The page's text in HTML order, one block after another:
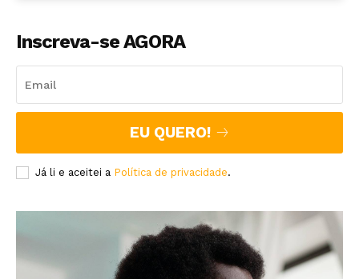
Inscreva-se AGORA
EU QUERO!
Já li e aceitei a Política de privacidade.